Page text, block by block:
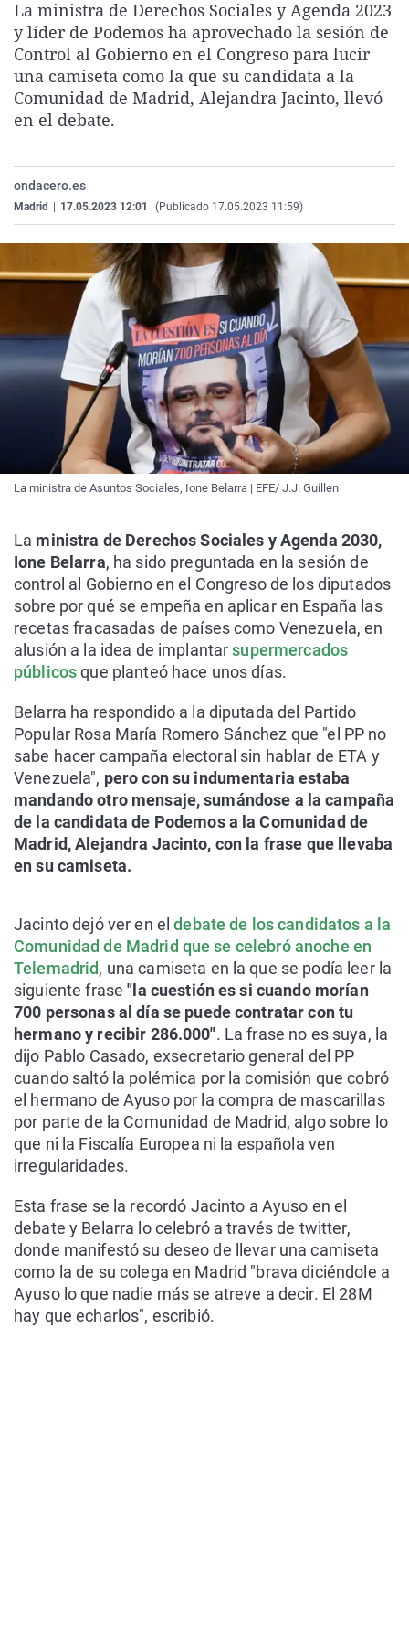
La rosa de los vientos
Gente viajera
Como el perro y el
Caso
Retornados
Equipo de
Operación Viuda
Extremadura
Galicia
La Rioja
Navarra
Virales
Televisión
Elecciones
La ministra de Derechos Sociales y Agenda 2023
y líder de Podemos ha aprovechado la sesión de
Control al Gobierno en el Congreso para lucir
una camiseta como la que su candidata a la
Comunidad de Madrid, Alejandra Jacinto, llevó
en el debate.
ondacero.es
Madrid 17.05.2023 12:01 (Publicado 17.05.2023 11:59)
La ministra de Asuntos Sociales, Ione Belarra | EFE/ J.J. Guillen
La ministra de Derechos Sociales y Agenda 2030,
Ione Belarra, ha sido preguntada en la sesión de
control al Gobierno en el Congreso de los diputados
sobre por qué se empeña en aplicar en España las
recetas fracasadas de países como Venezuela, en
alusión a la idea de implantarsupermercados
públicosque planteó hace unos días.
Belarra ha respondido a la diputada del Partido
Popular Rosa María Romero Sánchez que "el PP no
sabe hacer campaña electoral sin hablar de ETA y
Venezuela", pero con su indumentaria estaba
mandando otro mensaje, sumándose a la campaña
de la candidata de Podemos a la Comunidad de
Madrid, Alejandra Jacinto, con la frase que llevaba
en su camiseta.
Jacinto dejó ver en eldebate de los candidatos a la
Comunidad de Madrid que se celebró anoche en
Telemadrid, una camiseta en la que se podía leer la
siguiente frase "la cuestión es si cuando morían
700 personas al día se puede contratar con tu
hermano y recibir 286.000". La frase no es suya, la
dijo Pablo Casado, exsecretario general del PP
cuando saltó la polémica por la comisión que cobró
el hermano de Ayuso por la compra de mascarillas
por parte de la Comunidad de Madrid, algo sobre lo
que ni la Fiscalía Europea ni la española ven
irregularidades.
Esta frase se la recordó Jacinto a Ayuso en el
debate y Belarra lo celebró a través de twitter,
donde manifestó su deseo de llevar una camiseta
como la de su colega en Madrid "brava diciéndole a
Ayuso lo que nadie más se atreve a decir. El 28M
hay que echarlos", escribió.